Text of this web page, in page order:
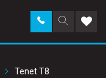
Поиск
по
Заказать
звонок в
Tenet T8